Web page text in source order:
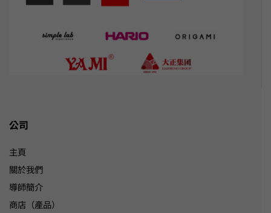
公司
主頁
關於我們
導師簡介
商店（產品）